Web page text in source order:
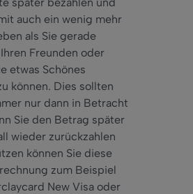
auch ein wenig mehr
als Sie gerade
Freunden oder
etwas Schönes
können. Dies sollten
nur dann in Betracht
Sie den Betrag später
wieder zurückzahlen
können Sie diese
zum Beispiel
New Visa oder